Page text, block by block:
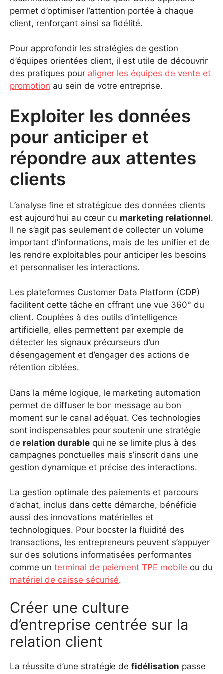
permet d’optimiser l’attention portée à chaque
client, renforçant ainsi sa fidélité.
Pour approfondir les stratégies de gestion
d’équipes orientées client, il est utile de découvrir
des pratiques pour aligner les équipes de vente et
promotion au sein de votre entreprise.
Exploiter les données
pour anticiper et
répondre aux attentes
clients
L’analyse fine et stratégique des données clients
est aujourd’hui au cœur du marketing relationnel.
Il ne s’agit pas seulement de collecter un volume
important d’informations, mais de les unifier et de
les rendre exploitables pour anticiper les besoins
et personnaliser les interactions.
Les plateformes Customer Data Platform (CDP)
facilitent cette tâche en offrant une vue 360° du
client. Couplées à des outils d’intelligence
artificielle, elles permettent par exemple de
détecter les signaux précurseurs d’un
désengagement et d’engager des actions de
rétention ciblées.
Dans la même logique, le marketing automation
permet de diffuser le bon message au bon
moment sur le canal adéquat. Ces technologies
sont indispensables pour soutenir une stratégie
de relation durable qui ne se limite plus à des
campagnes ponctuelles mais s’inscrit dans une
gestion dynamique et précise des interactions.
La gestion optimale des paiements et parcours
d’achat, inclus dans cette démarche, bénéficie
aussi des innovations matérielles et
technologiques. Pour booster la fluidité des
transactions, les entrepreneurs peuvent s’appuyer
sur des solutions informatisées performantes
comme un terminal de paiement TPE mobile ou du
matériel de caisse sécurisé.
Créer une culture
d’entreprise centrée sur la
relation client
La réussite d’une stratégie de fidélisation passe